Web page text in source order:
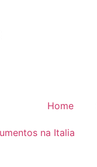
Home
na Italia